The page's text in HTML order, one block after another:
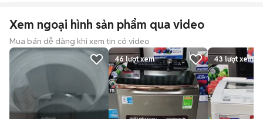
Xem ngoại hình sản phẩm qua video
Mua bán dễ dàng khi xem tin có video
46 lượt xem 43 lượt xem